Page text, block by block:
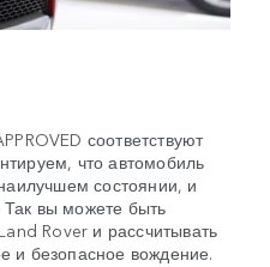
соответствуют
что автомобиль
состоянии, и
вы можете быть
Rover и рассчитывать
и безопасное вождение.